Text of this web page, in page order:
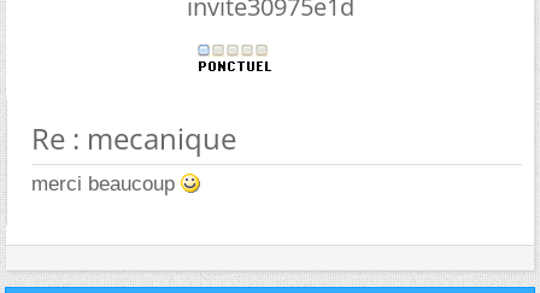
invite30975e1d
Re : mecanique
merci beaucoup